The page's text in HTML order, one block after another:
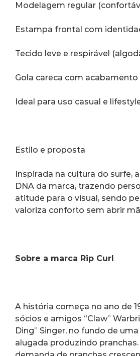
Modelagem regular
Estampa frontal com
Tecido leve e respirável
Gola careca com
Ideal para uso casual e
Estilo e proposta
Inspirada na cultura do surfe,
DNA da marca, trazendo
atitude para o visual, sendo
valoriza conforto sem abrir
Sobre a marca Rip Curl
A história começa no ano de
sócios e amigos “Claw”
Ding” Singer, no fundo de
alugada produzindo pranchas.